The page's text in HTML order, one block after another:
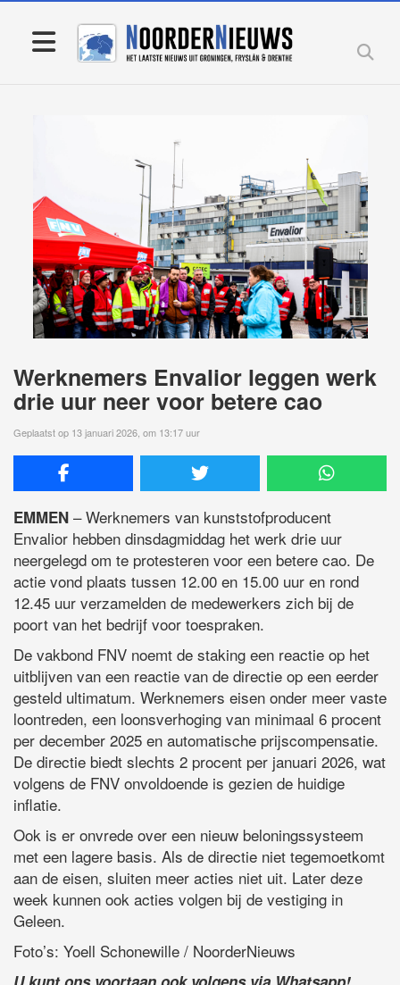
Werknemers Envalior leggen werk
drie uur neer voor betere cao
Geplaatst op 13 januari 2026, om 13:17 uur
EMMEN – Werknemers van kunststofproducent
Envalior hebben dinsdagmiddag het werk drie uur
neergelegd om te protesteren voor een betere cao. De
actie vond plaats tussen 12.00 en 15.00 uur en rond
12.45 uur verzamelden de medewerkers zich bij de
poort van het bedrijf voor toespraken.
De vakbond FNV noemt de staking een reactie op het
uitblijven van een reactie van de directie op een eerder
gesteld ultimatum. Werknemers eisen onder meer vaste
loontreden, een loonsverhoging van minimaal 6 procent
per december 2025 en automatische prijscompensatie.
De directie biedt slechts 2 procent per januari 2026, wat
volgens de FNV onvoldoende is gezien de huidige
inflatie.
Ook is er onvrede over een nieuw beloningssysteem
met een lagere basis. Als de directie niet tegemoetkomt
aan de eisen, sluiten meer acties niet uit. Later deze
week kunnen ook acties volgen bij de vestiging in
Geleen.
Foto’s: Yoell Schonewille / NoorderNieuws